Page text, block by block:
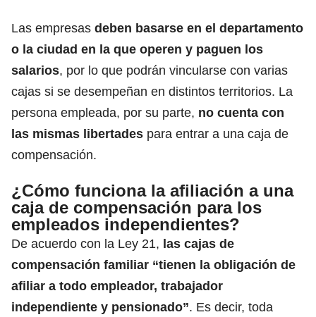
Las empresas deben basarse en el departamento
o la ciudad en la que operen y paguen los
salarios, por lo que podrán vincularse con varias
cajas si se desempeñan en distintos territorios. La
persona empleada, por su parte, no cuenta con
las mismas libertades para entrar a una caja de
compensación.
¿Cómo funciona la afiliación a una
caja de compensación para los
empleados independientes?
De acuerdo con la Ley 21, las cajas de
compensación familiar “tienen la obligación de
afiliar a todo empleador, trabajador
independiente y pensionado”. Es decir, toda